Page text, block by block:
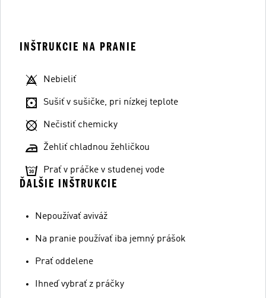
INŠTRUKCIE NA PRANIE
Nebieliť
Sušiť v sušičke, pri nízkej teplote
Nečistiť chemicky
Žehliť chladnou žehličkou
Prať v práčke v studenej vode
ĎALŠIE INŠTRUKCIE
Nepoužívať aviváž
Na pranie používať iba jemný prášok
Prať oddelene
Ihneď vybrať z práčky